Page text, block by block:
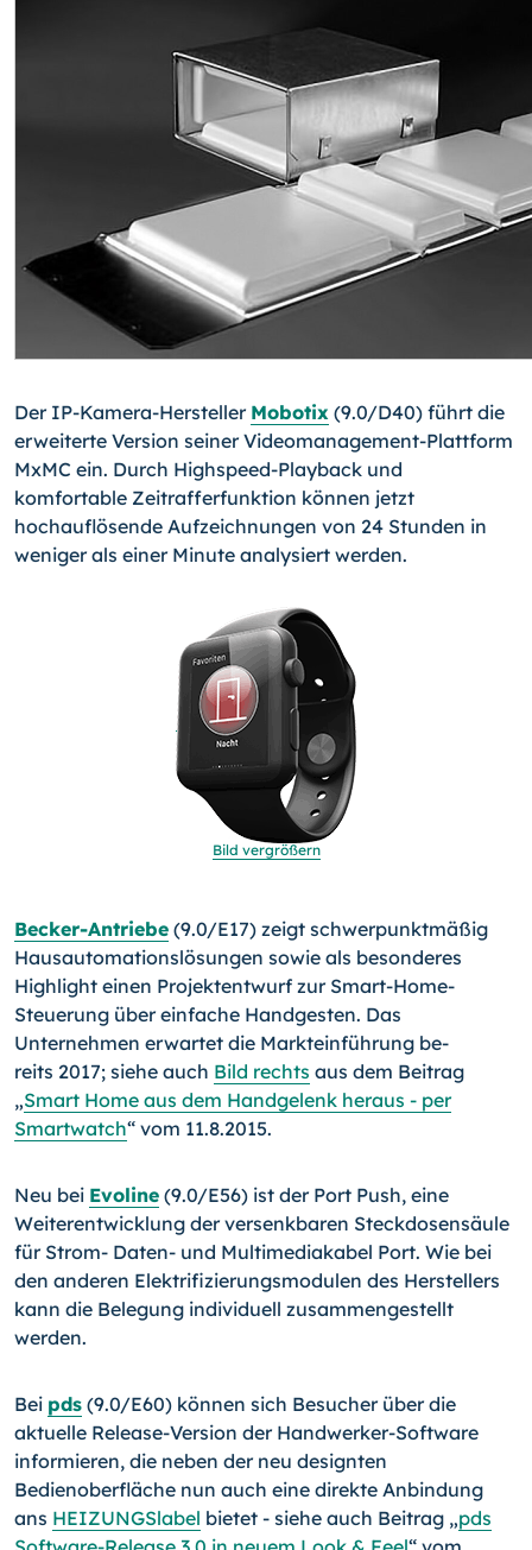
Der IP-Kamera-Hersteller Mobotix (9.0/D40) führt die
erweiterte Version seiner Videomanagement-Plattform
MxMC ein. Durch Highspeed-Playback und
komfortable Zeitrafferfunktion können jetzt
hochauflösende Aufzeichnungen von 24 Stunden in
weniger als einer Minute analysiert werden.
Bild vergrößern
Becker-Antriebe (9.0/E17) zeigt schwerpunktmäßig
Hausau­tomationslösungen sowie als besonderes
Highlight einen Pro­jektentwurf zur Smart-Home-
Steuerung über einfache Hand­gesten. Das
Unternehmen erwartet die Markteinführung be­
reits 2017; siehe auch Bild rechts aus dem Beitrag
„Smart Home aus dem Handgelenk heraus - per
Smartwatch“ vom 11.8.2015.
Neu bei Evoline (9.0/E56) ist der Port Push, eine
Weiterent­wicklung der versenkbaren Steckdosensäule
für Strom- Da­ten- und Multimediakabel Port. Wie bei
den anderen Elektrifi­zie­rungsmodulen des Herstellers
kann die Belegung individu­ell zusammengestellt
werden.
Bei pds (9.0/E60) können sich Besucher über die
aktuelle Release-Version der Hand­werker-Software
informieren, die neben der neu designten
Bedienoberfläche nun auch eine direkte Anbindung
ans HEIZUNGSlabel bietet - siehe auch Beitrag „pds